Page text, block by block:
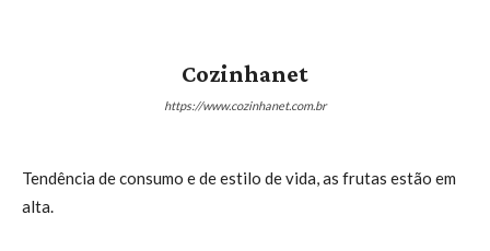
Cozinhanet
https://www.cozinhanet.com.br
Tendência de consumo e de estilo de vida, as frutas estão em
alta.